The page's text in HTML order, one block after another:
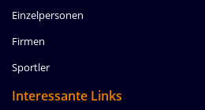
Einzelpersonen
Firmen
Sportler
Interessante Links